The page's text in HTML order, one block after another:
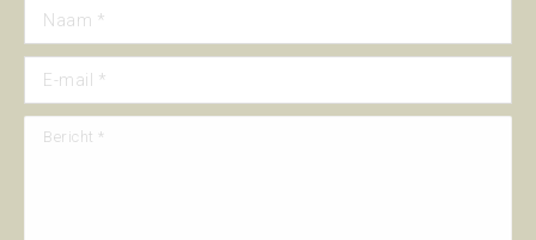
Naam *
E-mail *
Bericht *